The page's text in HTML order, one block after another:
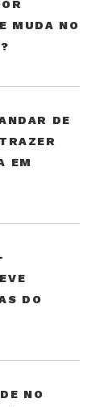
MUDA NO
DE
EM
DO
NO